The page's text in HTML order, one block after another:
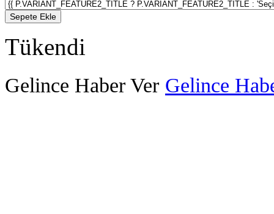
Sepete Ekle
Tükendi
Gelince Haber Ver Gelince